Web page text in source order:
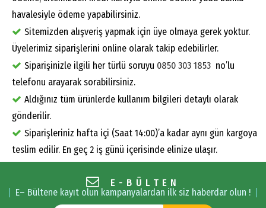
havalesiyle ödeme yapabilirsiniz.
Sitemizden alışveriş yapmak için üye olmaya gerek yoktur.
Üyelerimiz siparişlerini online olarak takip edebilirler.
Siparişinizle ilgili her türlü soruyu 0850 303 1853 no’lu
telefonu arayarak sorabilirsiniz.
Aldığınız tüm ürünlerde kullanım bilgileri detaylı olarak
gönderilir.
Siparişleriniz hafta içi (Saat 14:00)’a kadar aynı gün kargoya
teslim edilir. En geç 2 iş günü içerisinde elinize ulaşır.
E-BÜLTEN
E– Bültene kayıt olun kampanyalardan ilk siz haberdar olun !